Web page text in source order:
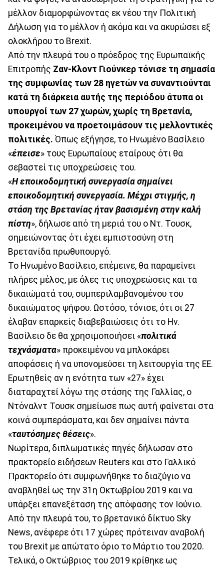
μέλλον διαμορφώνοντας εκ νέου την Πολιτική
Δήλωση για το μέλλον ή ακόμα και να ακυρώσει εξ
ολοκλήρου το Brexit.
Από την πλευρά του ο πρόεδρος της Ευρωπαϊκής
Επιτροπής Ζαν-Κλοντ Γιούνκερ τόνισε τη σημασία
της συμφωνίας των 28 ηγετών να συναντιούνται
κατά τη διάρκεια αυτής της περιόδου άτυπα οι
υπουργοί των 27 χωρών, χωρίς τη Βρετανία,
προκειμένου να προετοιμάσουν τις μελλοντικές
πολιτικές. Όπως εξήγησε, το Ηνωμένο Βασίλειο
«έπεισε» τους Ευρωπαίους εταίρους ότι θα
σεβαστεί τις υποχρεώσεις του.
«Η εποικοδομητική συνεργασία σημαίνει
εποικοδομητική συνεργασία. Μέχρι στιγμής, η
στάση της Βρετανίας ήταν βασισμένη στην καλή
πίστη», δήλωσε από τη μεριά του ο Ντ. Τουσκ,
σημειώνοντας ότι έχει εμπιστοσύνη στη
Βρετανίδα πρωθυπουργό.
Το Ηνωμένο Βασίλειο, επέμεινε, θα παραμείνει
πλήρες μέλος, με όλες τις υποχρεώσεις και τα
δικαιώματά του, συμπεριλαμβανομένου του
δικαιώματος ψήφου. Ωστόσο, τόνισε, ότι οι 27
έλαβαν επαρκείς διαβεβαιώσεις ότι το Ην.
Βασίλειο δε θα χρησιμοποιήσει «πολιτικά
τεχνάσματα» προκειμένου να μπλοκάρει
αποφάσεις ή να υπονομεύσει τη λειτουργία της ΕΕ.
Ερωτηθείς αν η ενότητα των «27» έχει
διαταραχτεί λόγω της στάσης της Γαλλίας, ο
Ντόναλντ Τουσκ σημείωσε πως αυτή φαίνεται στα
κοινά συμπεράσματα, και δεν σημαίνει πάντα
«ταυτόσημες θέσεις».
Νωρίτερα, διπλωματικές πηγές δήλωσαν στο
πρακτορείο ειδήσεων Reuters και στο Γαλλικό
Πρακτορείο ότι συμφωνήθηκε το διαζύγιο να
αναβληθεί ως την 31η Οκτωβρίου 2019 και να
υπάρξει επανεξέταση της απόφασης τον Ιούνιο.
Από την πλευρά του, το βρετανικό δίκτυο Sky
News, ανέφερε ότι 17 χώρες πρότειναν αναβολή
του Brexit με απώτατο όριο το Μάρτιο του 2020.
Τελικά, ο Οκτώβριος του 2019 κρίθηκε ως